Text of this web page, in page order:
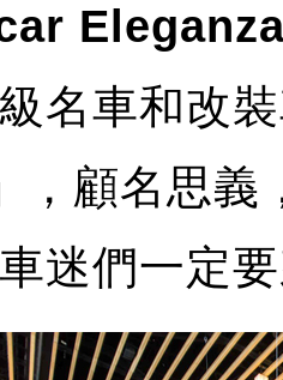
名車和改
，顧名思
迷們一定